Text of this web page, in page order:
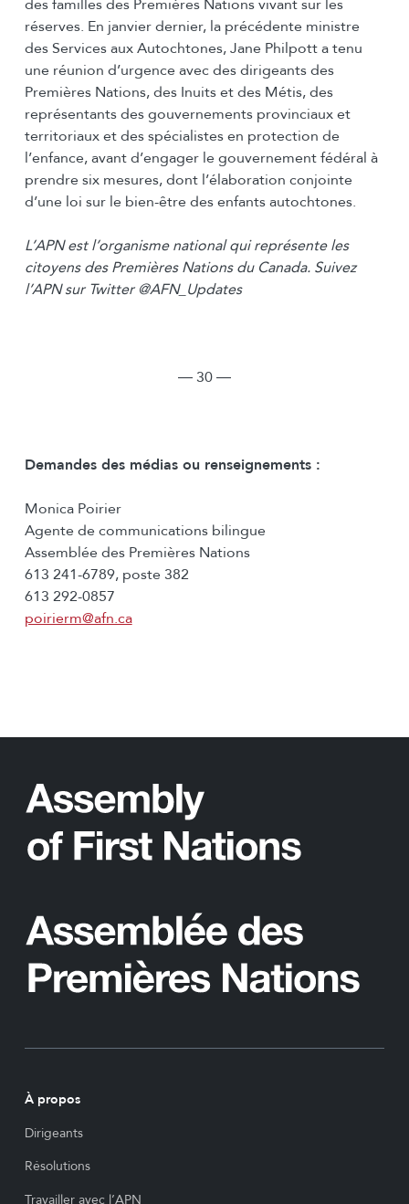
des familles des Premières Nations vivant sur les
réserves. En janvier dernier, la précédente ministre
des Services aux Autochtones, Jane Philpott a tenu
une réunion d’urgence avec des dirigeants des
Premières Nations, des Inuits et des Métis, des
représentants des gouvernements provinciaux et
territoriaux et des spécialistes en protection de
l’enfance, avant d’engager le gouvernement fédéral à
prendre six mesures, dont l’élaboration conjointe
d’une loi sur le bien-être des enfants autochtones.
L’APN est l’organisme national qui représente les
citoyens des Premières Nations du Canada. Suivez
l’APN sur Twitter @AFN_Updates
― 30 ―
Demandes des médias ou renseignements :
Monica Poirier
Agente de communications bilingue
Assemblée des Premières Nations
613 241-6789, poste 382
613 292-0857
poirierm@afn.ca
À propos
Dirigeants
Résolutions
Travailler avec l’APN